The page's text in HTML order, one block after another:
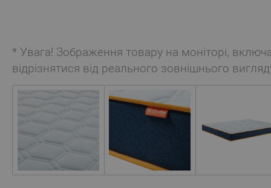
* Увага! Зображення товару на моніторі,
відрізнятися від реального зовнішнього